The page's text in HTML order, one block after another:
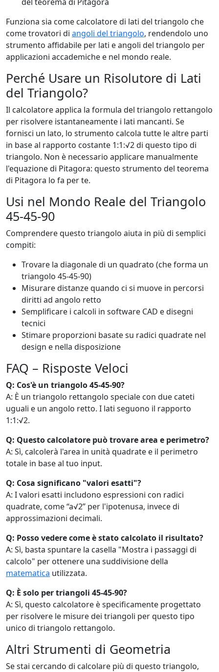
Funziona sia come calcolatore di lati del triangolo che
come trovatori di angoli del triangolo, rendendolo uno
strumento affidabile per lati e angoli del triangolo per
applicazioni accademiche e nel mondo reale.
Perché Usare un Risolutore di Lati
del Triangolo?
Il calcolatore applica la formula del triangolo rettangolo
per risolvere istantaneamente i lati mancanti. Se
fornisci un lato, lo strumento calcola tutte le altre parti
in base al rapporto costante 1:1:√2 di questo tipo di
triangolo. Non è necessario applicare manualmente
l'equazione di Pitagora: questo strumento del teorema
di Pitagora lo fa per te.
Usi nel Mondo Reale del Triangolo
45-45-90
Comprendere questo triangolo aiuta in più di semplici
compiti:
Trovare la diagonale di un quadrato (che forma un
triangolo 45-45-90)
Misurare distanze quando ci si muove in percorsi
diritti ad angolo retto
Semplificare i calcoli in software CAD e disegni
tecnici
Stimare proporzioni basate su radici quadrate nel
design e nella disposizione
FAQ – Risposte Veloci
Q: Cos'è un triangolo 45-45-90?
A: È un triangolo rettangolo speciale con due cateti
uguali e un angolo retto. I lati seguono il rapporto
1:1:√2.
Q: Questo calcolatore può trovare area e perimetro?
A: Sì, calcolerà l'area in unità quadrate e il perimetro
totale in base al tuo input.
Q: Cosa significano "valori esatti"?
A: I valori esatti includono espressioni con radici
quadrate, come “a√2” per l'ipotenusa, invece di
approssimazioni decimali.
Q: Posso vedere come è stato calcolato il risultato?
A: Sì, basta spuntare la casella "Mostra i passaggi di
calcolo" per ottenere una suddivisione della
matematica utilizzata.
Q: È solo per triangoli 45-45-90?
A: Sì, questo calcolatore è specificamente progettato
per risolvere le misure dei triangoli per questo tipo
unico di triangolo rettangolo.
Altri Strumenti di Geometria
Se stai cercando di calcolare più di questo triangolo,